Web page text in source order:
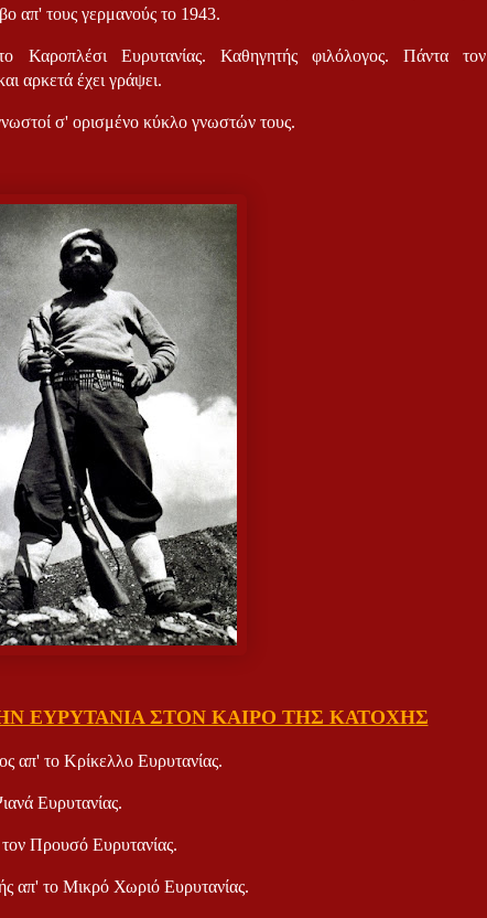
απ' τους γερμανούς το 1943.
Καροπλέσι Ευρυτανίας. Καθηγητής φιλόλογος. Πάντα τον
αρκετά έχει γράψει.
σ' ορισμένο κύκλο γνωστών τους.
ΕΥΡΥΤΑΝΙΑ ΣΤΟΝ ΚΑΙΡΟ ΤΗΣ ΚΑΤΟΧΗΣ
απ' το Κρίκελλο Ευρυτανίας.
Ευρυτανίας.
Προυσό Ευρυτανίας.
απ' το Μικρό Χωριό Ευρυτανίας.